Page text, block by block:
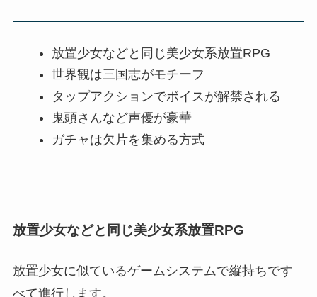
放置少女などと同じ美少女系放置RPG
世界観は三国志がモチーフ
タップアクションでボイスが解禁される
鬼頭さんなど声優が豪華
ガチャは欠片を集める方式
放置少女などと同じ美少女系放置RPG
放置少女に似ているゲームシステムで縦持ちです
べて進行します。